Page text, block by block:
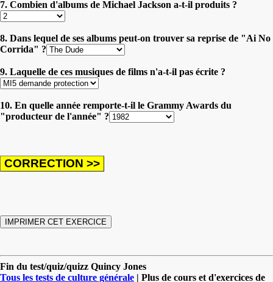
7. Combien d'albums de Michael Jackson a-t-il produits ?
8. Dans lequel de ses albums peut-on trouver sa reprise de "Ai No
Corrida" ?
9. Laquelle de ces musiques de films n'a-t-il pas écrite ?
10. En quelle année remporte-t-il le Grammy Awards du
"producteur de l'année" ?
Fin du test/quiz/quizz Quincy Jones
Tous les tests de culture générale | Plus de cours et d'exercices de